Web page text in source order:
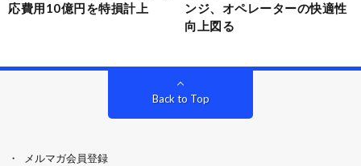
応費用10億円を特損計上
ンジ、オペレーターの快適性
向上図る
Back to Top
メルマガ会員登録